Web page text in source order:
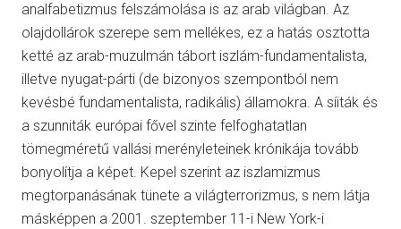
analfabetizmus felszámolása is az arab világban. Az
olajdollárok szerepe sem mellékes, ez a hatás osztotta
ketté az arab-muzulmán tábort iszlám-fundamentalista,
illetve nyugat-párti (de bizonyos szempontból nem
kevésbé fundamentalista, radikális) államokra. A síiták és
a szunniták európai fővel szinte felfoghatatlan
tömegméretű vallási merényleteinek krónikája tovább
bonyolítja a képet. Kepel szerint az iszlamizmus
megtorpanásának tünete a világterrorizmus, s nem látja
másképpen a 2001. szeptember 11-i New York-i